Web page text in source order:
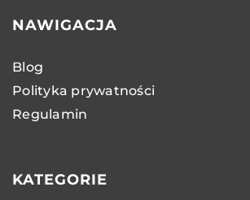
NAWIGACJA
Blog
Polityka prywatności
Regulamin
KATEGORIE